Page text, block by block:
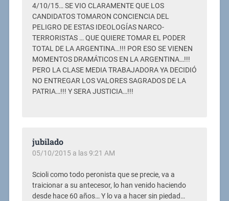
4/10/15… SE VIO CLARAMENTE QUE LOS
CANDIDATOS TOMARON CONCIENCIA DEL
PELIGRO DE ESTAS IDEOLOGÍAS NARCO-
TERRORISTAS … QUE QUIERE TOMAR EL PODER
TOTAL DE LA ARGENTINA…!!! POR ESO SE VIENEN
MOMENTOS DRAMÁTICOS EN LA ARGENTINA…!!!
PERO LA CLASE MEDIA TRABAJADORA YA DECIDIÓ
NO ENTREGAR LOS VALORES SAGRADOS DE LA
PATRIA…!!! Y SERA JUSTICIA…!!!
jubilado
05/10/2015 a las 9:21 AM
Scioli como todo peronista que se precie, va a
traicionar a su antecesor, lo han venido haciendo
desde hace 60 años… Y lo va a hacer sin piedad…